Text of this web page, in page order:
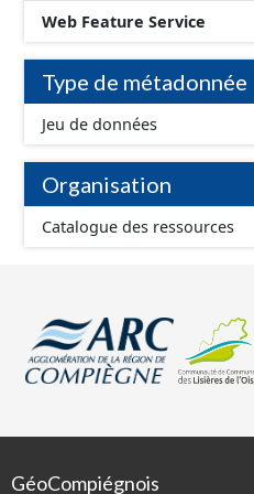
Web Feature Service
Type de métadonnée
Jeu de données
Organisation
Catalogue des ressources
GéoCompiégnois